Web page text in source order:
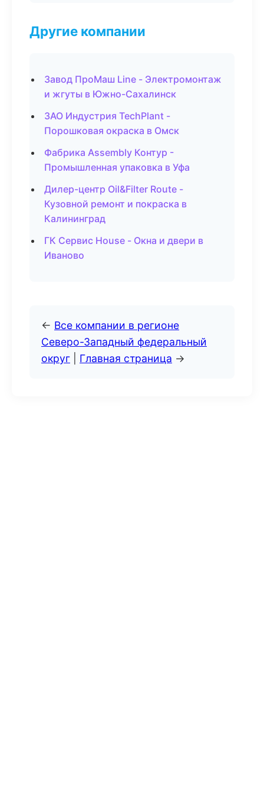
Другие компании
Завод ПроМаш Line - Электромонтаж
и жгуты в Южно-Сахалинск
ЗАО Индустрия TechPlant -
Порошковая окраска в Омск
Фабрика Assembly Контур -
Промышленная упаковка в Уфа
Дилер-центр Oil&Filter Route -
Кузовной ремонт и покраска в
Калининград
ГК Сервис House - Окна и двери в
Иваново
← Все компании в регионе
Северо-Западный федеральный
округ
Главная страница →